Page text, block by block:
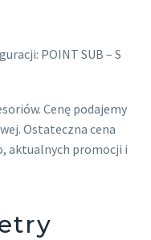
POINT SUB – S
Cenę podajemy
Ostateczna cena
aktualnych promocji i